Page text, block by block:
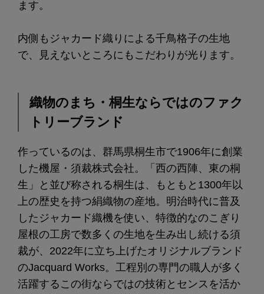
ます。
内側もジャカード織りによる千鳥格子の生地
で、見えないところにもこだわりが光ります。
織物のまち・桐生ならではのファク
トリーブランド
作っているのは、群馬県桐生市で1906年に創業
した機屋・須裁株式会社。「西の西陣、東の桐
生」と並び称される桐生は、もともと1300年以
上の歴史を持つ絹織物の産地。明治時代に普及
したジャカード織機を使い、特徴的なのこぎり
屋根の工房で数多くの生地を生み出し続ける須
裁が、2022年に立ち上げたオリジナルブランド
のJacquard Works。工程別の専門の職人が多く
活躍するこの街ならではの技術とセンスを活か